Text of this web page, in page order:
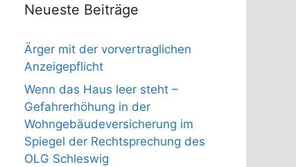
Neueste Beiträge
Ärger mit der vorvertraglichen
Anzeigepflicht
Wenn das Haus leer steht –
Gefahrerhöhung in der
Wohngebäudeversicherung im
Spiegel der Rechtsprechung des
OLG Schleswig